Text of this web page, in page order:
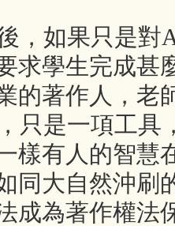
，如果只是對
求學生完成甚
的著作人，老
只是一項工具
樣有人的智慧
同大自然沖刷
成為著作權法